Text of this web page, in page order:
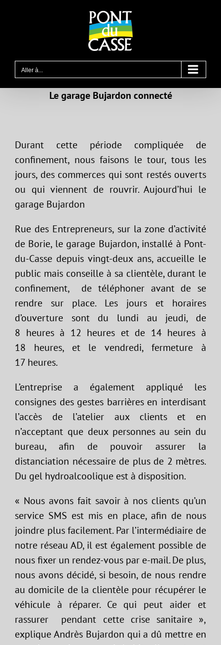
Aller à...
Le garage Bujardon connecté
Durant cette période compliquée de
confinement, nous faisons le tour, tous les
jours, des commerces qui sont restés ouverts
ou qui viennent de rouvrir. Aujourd’hui le
garage Bujardon
Rue des Entrepreneurs, sur la zone d’activité
de Borie, le garage Bujardon, installé à Pont-
du-Casse depuis vingt-deux ans, accueille le
public mais conseille à sa clientèle, durant le
confinement, de téléphoner avant de se
rendre sur place. Les jours et horaires
d’ouverture sont du lundi au jeudi, de
8 heures à 12 heures et de 14 heures à
18 heures, et le vendredi, fermeture à
17 heures.
L’entreprise a également appliqué les
consignes des gestes barrières en interdisant
l’accès de l’atelier aux clients et en
n’acceptant que deux personnes au sein du
bureau, afin de pouvoir assurer la
distanciation nécessaire de plus de 2 mètres.
Du gel hydroalcoolique est à disposition.
« Nous avons fait savoir à nos clients qu’un
service SMS est mis en place, afin de nous
joindre plus facilement. Par l’intermédiaire de
notre réseau AD, il est également possible de
nous fixer un rendez-vous par e-mail. De plus,
nous avons décidé, si besoin, de nous rendre
au domicile de la clientèle pour récupérer le
véhicule à réparer. Ce qui peut aider et
rassurer pendant cette crise sanitaire »,
explique Andrès Bujardon qui a dû mettre en